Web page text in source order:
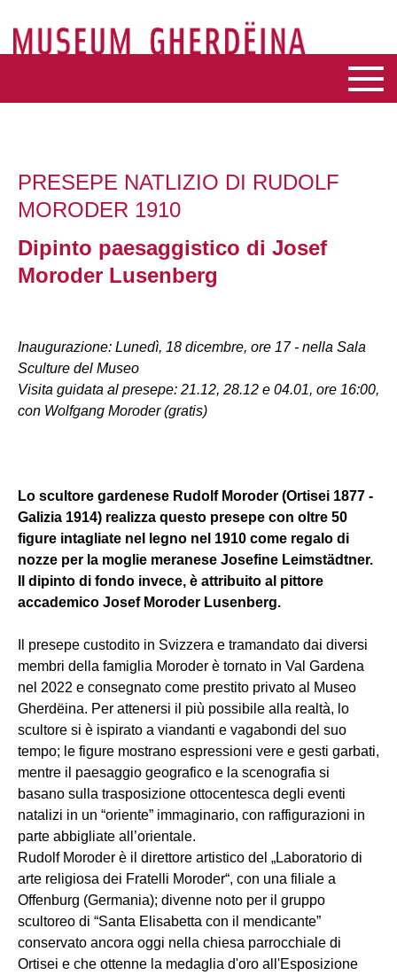
PRESEPE NATLIZIO DI RUDOLF
MORODER 1910
Dipinto paesaggistico di Josef
Moroder Lusenberg
Inaugurazione: Lunedì, 18 dicembre, ore 17 - nella Sala
Sculture del Museo
Visita guidata al presepe: 21.12, 28.12 e 04.01, ore 16:00,
con Wolfgang Moroder (gratis)
Lo scultore gardenese Rudolf Moroder (Ortisei 1877 -
Galizia 1914) realizza questo presepe con oltre 50
figure intagliate nel legno nel 1910 come regalo di
nozze per la moglie meranese Josefine Leimstädtner.
Il dipinto di fondo invece, è attribuito al pittore
accademico Josef Moroder Lusenberg.
Il presepe custodito in Svizzera e tramandato dai diversi
membri della famiglia Moroder è tornato in Val Gardena
nel 2022 e consegnato come prestito privato al Museo
Gherdëina. Per attenersi il più possibile alla realtà, lo
scultore si è ispirato a viandanti e vagabondi del suo
tempo; le figure mostrano espressioni vere e gesti garbati,
mentre il paesaggio geografico e la scenografia si
basano sulla trasposizione ottocentesca degli eventi
natalizi in un “oriente” immaginario, con raffigurazioni in
parte abbigliate all’orientale.
Rudolf Moroder è il direttore artistico del „Laboratorio di
arte religiosa dei Fratelli Moroder“, con una filiale a
Offenburg (Germania); divenne noto per il gruppo
scultoreo di “Santa Elisabetta con il mendicante”
conservato ancora oggi nella chiesa parrocchiale di
Ortisei e che ottenne la medaglia d'oro all'Esposizione